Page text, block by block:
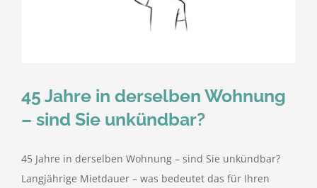
Blog
45 Jahre in derselben Wohnung
– sind Sie unkündbar?
45 Jahre in derselben Wohnung – sind Sie unkündbar?
Langjährige Mietdauer – was bedeutet das für Ihren